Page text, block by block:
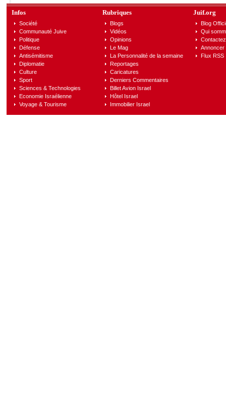
Infos
Société
Communauté Juive
Politique
Défense
Antisémitisme
Diplomatie
Culture
Sport
Sciences & Technologies
Economie Israélienne
Voyage & Tourisme
Rubriques
Blogs
Vidéos
Opinions
Le Mag
La Personnalité de la semaine
Reportages
Caricatures
Derniers Commentaires
Billet Avion Israel
Hôtel Israel
Immobilier Israel
Juif.org
Blog
Qui
Annoncer
Flux RSS